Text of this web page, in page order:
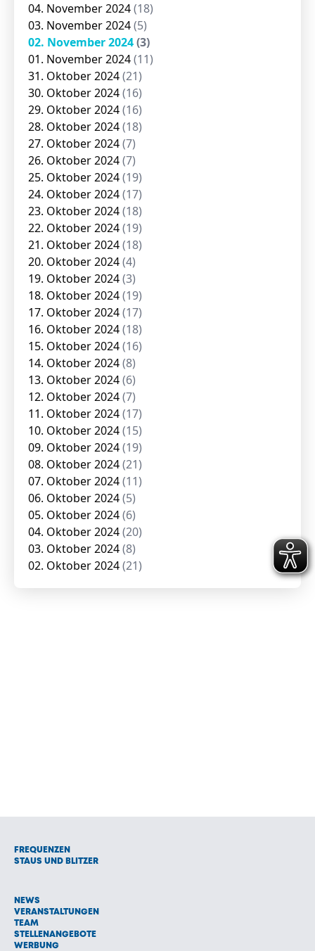
04. November 2024(18)
03. November 2024(5)
02. November 2024(3)
01. November 2024(11)
31. Oktober 2024(21)
30. Oktober 2024(16)
29. Oktober 2024(16)
28. Oktober 2024(18)
27. Oktober 2024(7)
26. Oktober 2024(7)
25. Oktober 2024(19)
24. Oktober 2024(17)
23. Oktober 2024(18)
22. Oktober 2024(19)
21. Oktober 2024(18)
20. Oktober 2024(4)
19. Oktober 2024(3)
18. Oktober 2024(19)
17. Oktober 2024(17)
16. Oktober 2024(18)
15. Oktober 2024(16)
14. Oktober 2024(8)
13. Oktober 2024(6)
12. Oktober 2024(7)
11. Oktober 2024(17)
10. Oktober 2024(15)
09. Oktober 2024(19)
08. Oktober 2024(21)
07. Oktober 2024(11)
06. Oktober 2024(5)
05. Oktober 2024(6)
04. Oktober 2024(20)
03. Oktober 2024(8)
02. Oktober 2024(21)
FREQUENZEN
STAUS UND BLITZER
NEWS
VERANSTALTUNGEN
TEAM
STELLENANGEBOTE
WERBUNG